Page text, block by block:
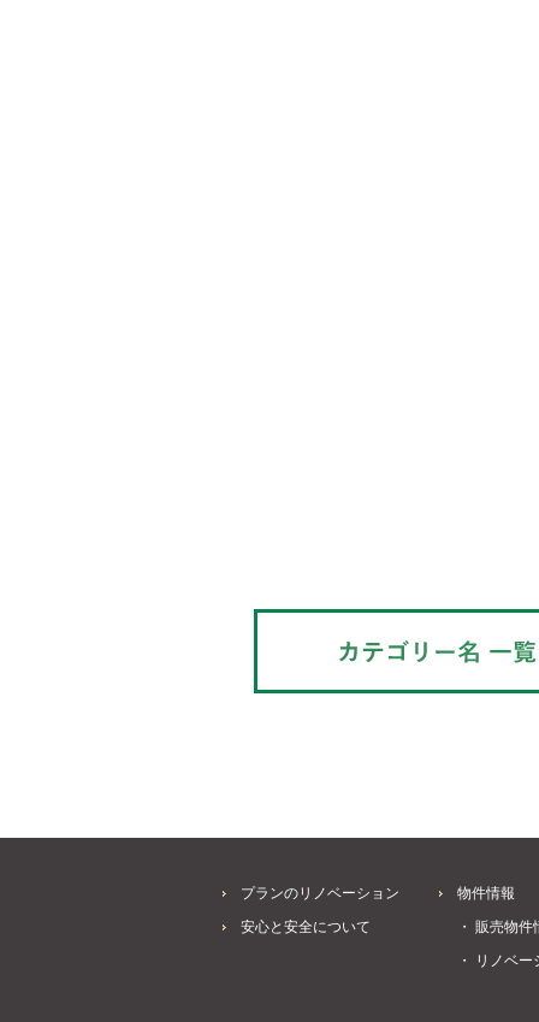
プランのリノベーション
安心と安全について
物件情報
・ 販売物件
・ リノベ